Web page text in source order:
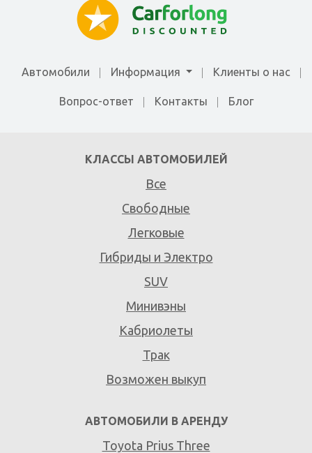
Автомобили Информация Клиенты о нас
Вопрос-ответ Контакты Блог
КЛАССЫ АВТОМОБИЛЕЙ
Все
Свободные
Легковые
Гибриды и Электро
SUV
Минивэны
Кабриолеты
Трак
Возможен выкуп
АВТОМОБИЛИ В АРЕНДУ
Toyota Prius Three